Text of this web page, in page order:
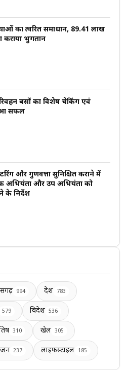
का त्वरित समाधान, 89.41 लाख
भुगतान
बसों का विशेष चेकिंग एवं
सफल
और गुणवत्ता सुनिश्चित कराने में
अभियंता और उप अभियंता को
के निर्देश
994 देश 783
579 विदेश 536
310 खेल 305
237 लाइफस्टाइल 185